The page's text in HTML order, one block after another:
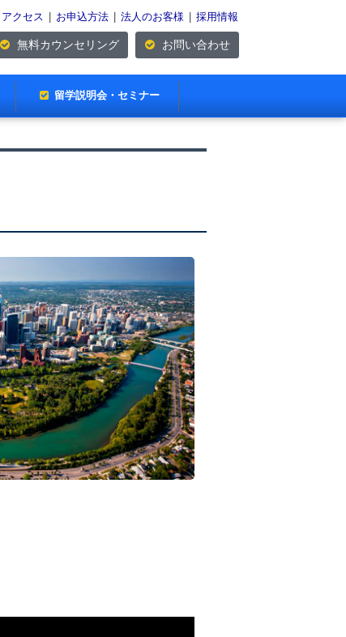
アクセス お申込方法 法人のお客様 採用情報
無料カウンセリング お問い合わせ
留学説明会・セミナー